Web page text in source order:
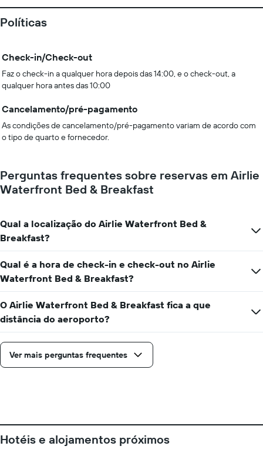
Políticas
Check-in/Check-out
Faz o check-in a qualquer hora depois das 14:00, e o check-out, a
qualquer hora antes das 10:00
Cancelamento/pré-pagamento
As condições de cancelamento/pré-pagamento variam de acordo com
o tipo de quarto e fornecedor.
Perguntas frequentes sobre reservas em Airlie
Waterfront Bed & Breakfast
Qual a localização do Airlie Waterfront Bed &
Breakfast?
Qual é a hora de check-in e check-out no Airlie
Waterfront Bed & Breakfast?
O Airlie Waterfront Bed & Breakfast fica a que
distância do aeroporto?
Ver mais perguntas frequentes
Hotéis e alojamentos próximos